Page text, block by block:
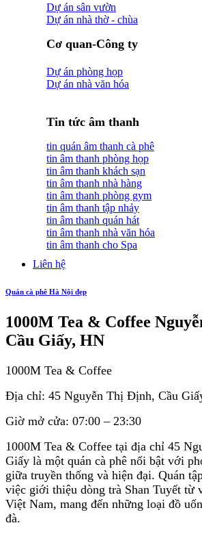
Dự án sân vườn
Dự án nhà thờ - chùa
Cơ quan-Công ty
Dự án phòng họp
Dự án nhà văn hóa
Tin tức âm thanh
tin quán âm thanh cà phê
tin âm thanh phòng họp
tin âm thanh khách sạn
tin âm thanh nhà hàng
tin âm thanh phòng gym
tin âm thanh tập nhảy
tin âm thanh quán hát
tin âm thanh nhà văn hóa
tin âm thanh cho Spa
Liên hệ
Quán cà phê Hà Nội đẹp
1000M Tea & Coffee
Cầu Giấy, HN
1000M Tea & Coffee
Địa chỉ: 45 Nguyễn Thị Định, Cầu
Giờ mở cửa: 07:00 – 23:30
1000M Tea & Coffee tại địa chỉ 45
Giấy là một quán cà phê nổi bật với
giữa truyền thống và hiện đại. Quán
việc giới thiệu dòng trà Shan Tuyết từ
Việt Nam, mang đến những loại đồ
đà.